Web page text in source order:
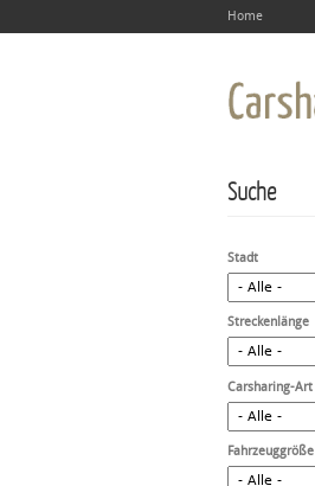
Home
Suche
Stadt
Streckenlänge
Carsharing-Art
Fahrzeuggröße